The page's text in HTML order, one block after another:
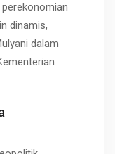
perekonomian
dinamis,
dalam